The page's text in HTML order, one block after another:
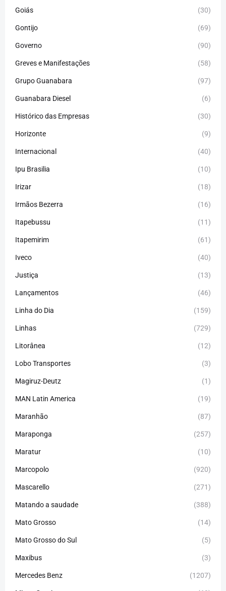
Goiás (30)
Gontijo (69)
Governo (90)
Greves e Manifestações (58)
Grupo Guanabara (97)
Guanabara Diesel (6)
Histórico das Empresas (30)
Horizonte (9)
Internacional (40)
Ipu Brasilia (10)
Irizar (18)
Irmãos Bezerra (16)
Itapebussu (11)
Itapemirim (61)
Iveco (40)
Justiça (13)
Lançamentos (46)
Linha do Dia (159)
Linhas (729)
Litorânea (12)
Lobo Transportes (3)
Magiruz-Deutz (1)
MAN Latin America (19)
Maranhão (87)
Maraponga (257)
Maratur (10)
Marcopolo (920)
Mascarello (271)
Matando a saudade (388)
Mato Grosso (14)
Mato Grosso do Sul (5)
Maxibus (3)
Mercedes Benz (1207)